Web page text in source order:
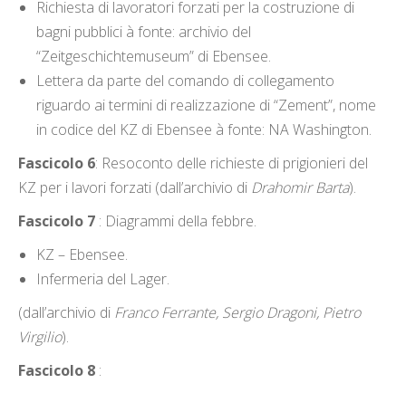
Richiesta di lavoratori forzati per la costruzione di
bagni pubblici à fonte: archivio del
“Zeitgeschichtemuseum” di Ebensee.
Lettera da parte del comando di collegamento
riguardo ai termini di realizzazione di “Zement”, nome
in codice del KZ di Ebensee à fonte: NA Washington.
Fascicolo 6: Resoconto delle richieste di prigionieri del
KZ per i lavori forzati (dall’archivio di Drahomir Barta).
Fascicolo 7 : Diagrammi della febbre.
KZ – Ebensee.
Infermeria del Lager.
(dall’archivio di Franco Ferrante, Sergio Dragoni, Pietro
Virgilio).
Fascicolo 8 :